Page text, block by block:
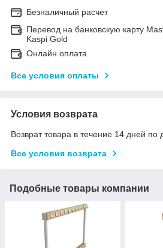
Безналичный расчет
Перевод на банковскую карту
Kaspi Gold
Онлайн оплата
Все условия оплаты
Условия возврата
Возврат товара в течение 14 дней по
Все условия возврата
Подобные товары компании